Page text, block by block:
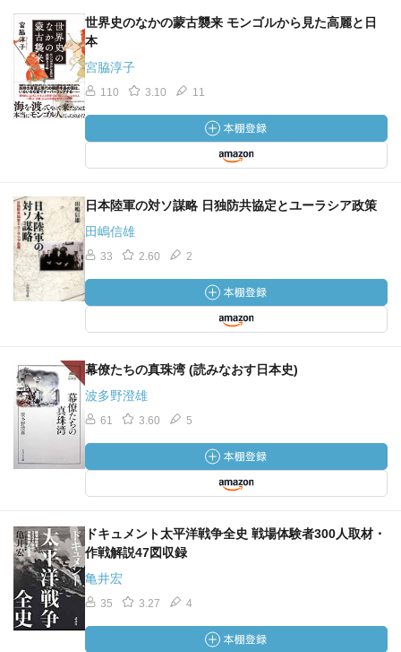
世界史のなかの蒙古襲来 モンゴルから見た高麗と日
本
宮脇淳子
110 3.10 11
日本陸軍の対ソ謀略 日独防共協定とユーラシア政策
田嶋信雄
33 2.60 2
幕僚たちの真珠湾 (読みなおす日本史)
波多野澄雄
61 3.60 5
ドキュメント太平洋戦争全史 戦場体験者300人取材・
作戦解説47図収録
亀井宏
35 3.27 4